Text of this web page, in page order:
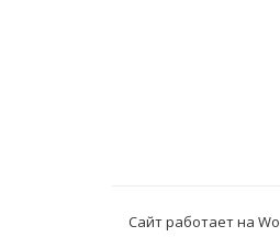
Сайт работает на